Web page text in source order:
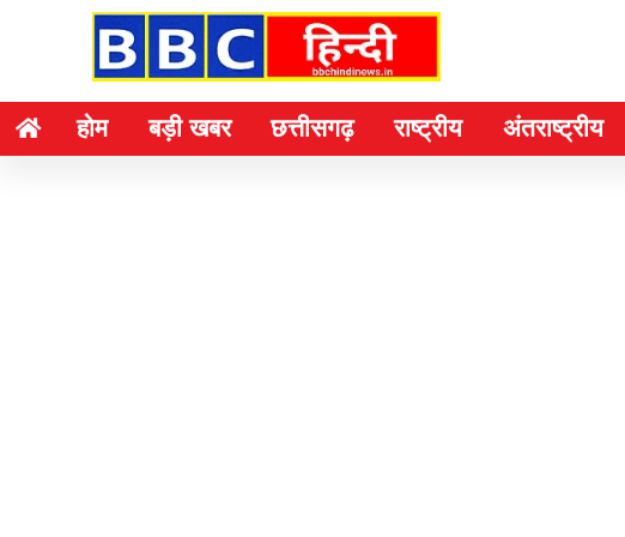
होम बड़ी खबर छत्तीसगढ़ राष्ट्रीय अंतराष्ट्रीय